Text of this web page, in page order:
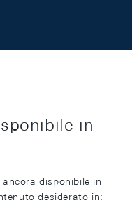
in
disponibile in
desiderato in: